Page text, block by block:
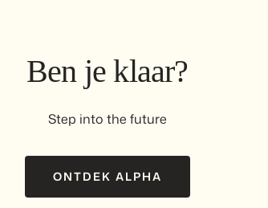
Ben je klaar?
Step into the future
ONTDEK ALPHA